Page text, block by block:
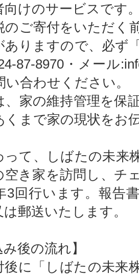
向けのサービスです
のご寄付をいただく
ありますので、必ず
87-8970・メール
合わせください。
、家の維持管理を保
くまで家の現状をお
って、しばたの未来
空き家を訪問し、チ
3回行います。報告
郵送いたします。
後の流れ】
後に「しばたの未来